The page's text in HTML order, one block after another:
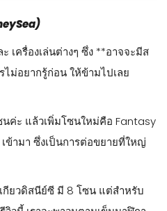
ความคิ้วท์แบบญี่ปุ่นมากๆ ค่ะ
ยวดิสนีย์แลนด์และดิสนีย์ซี เป็น
มนำอาหารและเครื่องดื่มจากข้าง
และมีพลุเช่นกันค่ะ มีทุกวันตอน
แรงจะแคนเซิลค่ะ
โซนใหม่ที่เพิ่งเปิดกลางปี